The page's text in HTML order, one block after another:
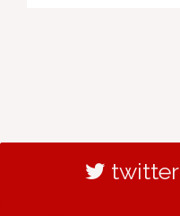
twitter